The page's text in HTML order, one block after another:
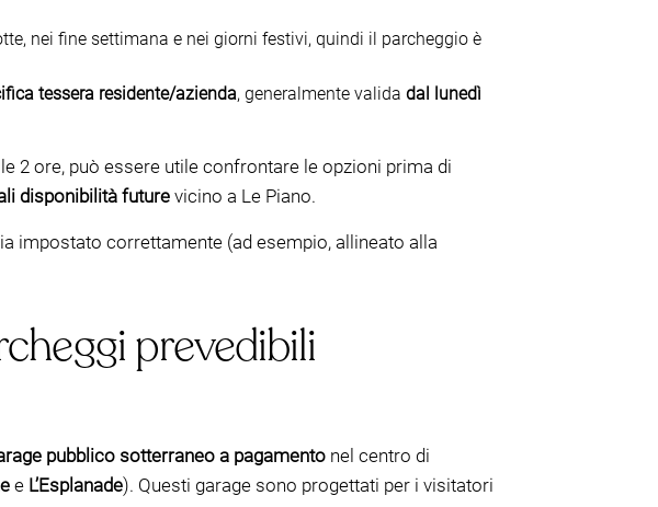
nei fine settimana e nei giorni festivi, quindi il parcheggio è
tessera residente/azienda, generalmente valida dal lunedì
2 ore, può essere utile confrontare le opzioni prima di
disponibilità future vicino a Le Piano.
impostato correttamente (ad esempio, allineato alla
prevedibili
pubblico sotterraneo a pagamento nel centro di
e L’Esplanade). Questi garage sono progettati per i visitatori